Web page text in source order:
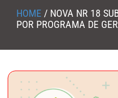
HOME / NOVA NR 18
POR PROGRAMA DE